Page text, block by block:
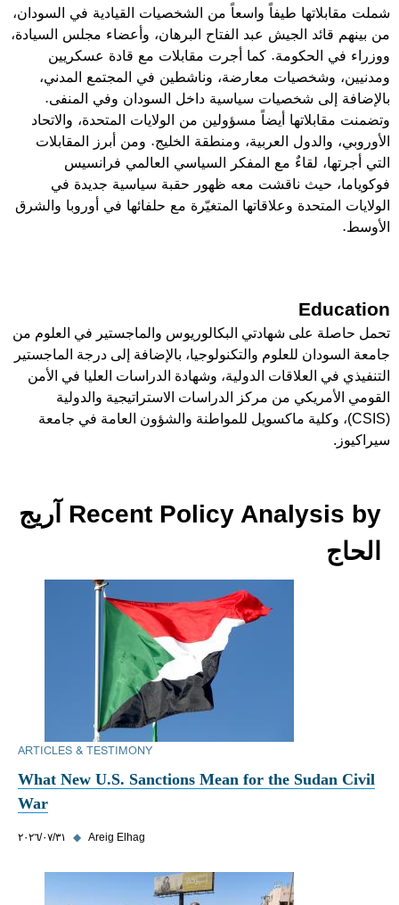
شملت مقابلاتها طيفاً واسعاً من الشخصيات القيادية في السودان،
من بينهم قائد الجيش عبد الفتاح البرهان، وأعضاء مجلس السيادة،
ووزراء في الحكومة. كما أجرت مقابلات مع قادة عسكريين
ومدنيين، وشخصيات معارضة، وناشطين في المجتمع المدني،
بالإضافة إلى شخصيات سياسية داخل السودان وفي المنفى.
وتضمنت مقابلاتها أيضاً مسؤولين من الولايات المتحدة، والاتحاد
الأوروبي، والدول العربية، ومنطقة الخليج. ومن أبرز المقابلات
التي أجرتها، لقاءٌ مع المفكر السياسي العالمي فرانسيس
فوكوياما، حيث ناقشت معه ظهور حقبة سياسية جديدة في
الولايات المتحدة وعلاقاتها المتغيّرة مع حلفائها في أوروبا والشرق
الأوسط.
Education
تحمل حاصلة على شهادتي البكالوريوس والماجستير في العلوم من
جامعة السودان للعلوم والتكنولوجيا، بالإضافة إلى درجة الماجستير
التنفيذي في العلاقات الدولية، وشهادة الدراسات العليا في الأمن
القومي الأمريكي من مركز الدراسات الاستراتيجية والدولية
(
CSIS)، وكلية ماكسويل للمواطنة والشؤون العامة في جامعة
سيراكيوز.
Recent Policy Analysis by آريج
الحاج
ARTICLES & TESTIMONY
What New U.S. Sanctions Mean for the Sudan Civil
War
٣١‏/٠٧‏/٢٠٢٦ ◆ Areig Elhag